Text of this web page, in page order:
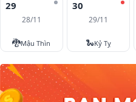
29
28/11
🐉Mậu Thìn
30
29/11
🐍Kỷ Tỵ